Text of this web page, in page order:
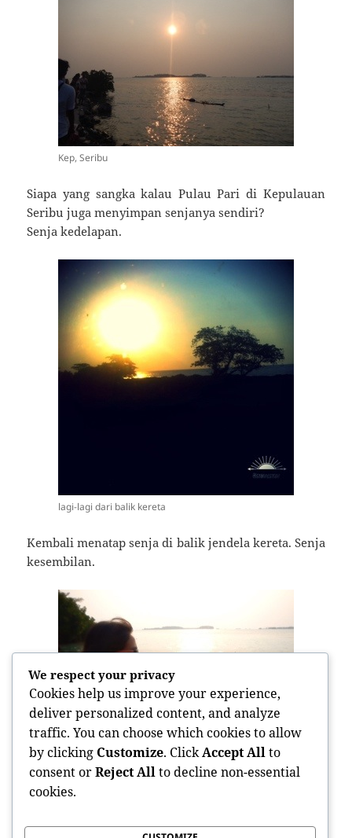
Kep, Seribu
Siapa yang sangka kalau Pulau Pari di Kepulauan
Seribu juga menyimpan senjanya sendiri?
Senja kedelapan.
lagi-lagi dari balik kereta
Kembali menatap senja di balik jendela kereta. Senja
kesembilan.
pejalan sore, pengagum senja
Terima kasih telah menjadi senja kesepuluhku.
We respect your privacy
Cookies help us improve your experience,
deliver personalized content, and analyze
traffic. You can choose which cookies to allow
by clicking Customize. ClickAccept Allto
consent orReject Allto decline non-essential
cookies.